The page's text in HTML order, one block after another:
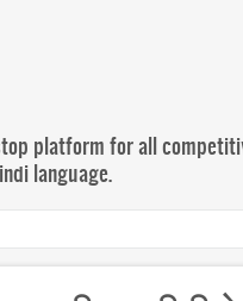
platform for all
language.